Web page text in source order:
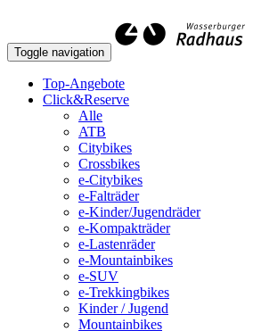
Toggle navigation
Top-Angebote
Click&Reserve
Alle
ATB
Citybikes
Crossbikes
e-Citybikes
e-Falträder
e-Kinder/Jugendräder
e-Kompakträder
e-Lastenräder
e-Mountainbikes
e-SUV
e-Trekkingbikes
Kinder / Jugend
Mountainbikes